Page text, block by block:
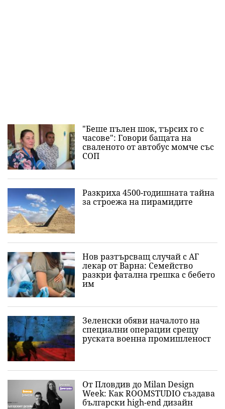
"Беше пълен шок, търсих го с
часове": Говори бащата на
сваленото от автобус момче със
СОП
Разкриха 4500-годишната тайна
за строежа на пирамидите
Нов разтърсващ случай с АГ
лекар от Варна: Семейство
разкри фатална грешка с бебето
им
Зеленски обяви началото на
специални операции срещу
руската военна промишленост
От Пловдив до Milan Design
Week: Как ROOMSTUDIO създава
български high-end дизайн